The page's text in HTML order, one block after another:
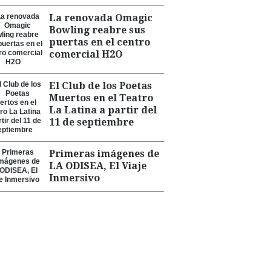
La renovada Omagic
Bowling reabre sus
puertas en el centro
comercial H2O
El Club de los Poetas
Muertos en el Teatro
La Latina a partir del
11 de septiembre
Primeras imágenes de
LA ODISEA, El Viaje
Inmersivo